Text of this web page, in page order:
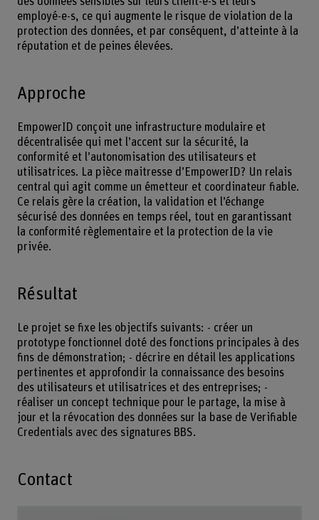
employé-e-s, ce qui augmente le risque de violation de la
protection des données, et par conséquent, d’atteinte à la
réputation et de peines élevées.
Approche
EmpowerID conçoit une infrastructure modulaire et
décentralisée qui met l’accent sur la sécurité, la
conformité et l’autonomisation des utilisateurs et
utilisatrices. La pièce maitresse d’EmpowerID? Un relais
central qui agit comme un émetteur et coordinateur fiable.
Ce relais gère la création, la validation et l’échange
sécurisé des données en temps réel, tout en garantissant
la conformité règlementaire et la protection de la vie
privée.
Résultat
Le projet se fixe les objectifs suivants: - créer un
prototype fonctionnel doté des fonctions principales à des
fins de démonstration; - décrire en détail les applications
pertinentes et approfondir la connaissance des besoins
des utilisateurs et utilisatrices et des entreprises; -
réaliser un concept technique pour le partage, la mise à
jour et la révocation des données sur la base de Verifiable
Credentials avec des signatures BBS.
Contact